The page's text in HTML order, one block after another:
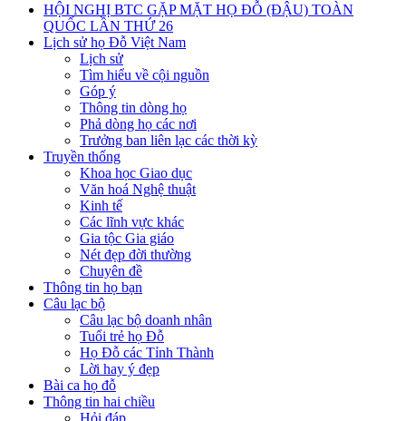
HỘI NGHỊ BTC GẶP MẶT HỌ ĐỖ (ĐẬU) TOÀN
QUỐC LẦN THỨ 26
Lịch sử họ Đỗ Việt Nam
Lịch sử
Tìm hiểu về cội nguồn
Góp ý
Thông tin dòng họ
Phả dòng họ các nơi
Trưởng ban liên lạc các thời kỳ
Truyền thống
Khoa học Giao dục
Văn hoá Nghệ thuật
Kinh tế
Các lĩnh vực khác
Gia tộc Gia giáo
Nét đẹp đời thường
Chuyên đề
Thông tin họ bạn
Câu lạc bộ
Câu lạc bộ doanh nhân
Tuổi trẻ họ Đỗ
Họ Đỗ các Tỉnh Thành
Lời hay ý đẹp
Bài ca họ đỗ
Thông tin hai chiều
Hỏi đáp